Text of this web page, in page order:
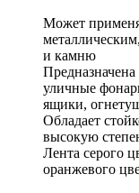
Может
и камню
уличные
ящики,
Обладает
высокую
Лента серого
оранжевого